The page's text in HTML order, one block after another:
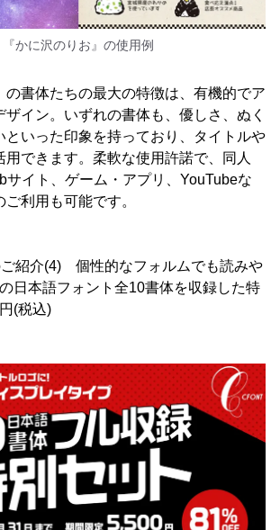
『かに沢のりお』の使用例
の書体たちの最大の特徴は、有機的でア
イン。いずれの書体も、優しさ、ぬく
といった印象を持っており、タイトルや
用できます。柔軟な使用許諾で、同人
サイト、ゲーム・アプリ、YouTubeな
利用も可能です。
紹介(4) 個性的なフォルムでも読みや
日本語フォント全10書体を収録した特
(税込)